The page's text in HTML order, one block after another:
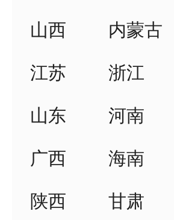
山西 内蒙古
江苏 浙江
山东 河南
广西 海南
陕西 甘肃